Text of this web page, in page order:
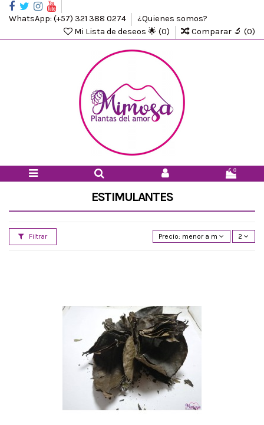
WhatsApp: (+57) 321 388 0274
¿Quienes somos?
Mi Lista de deseos 🌟 (0) Comparar 🔬 (0)
0
ESTIMULANTES
Filtrar Precio: menor a mayor 2